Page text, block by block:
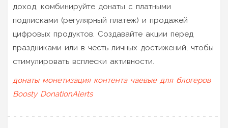
доход, комбинируйте донаты с платными
подписками (регулярный платеж) и продажей
цифровых продуктов. Создавайте акции перед
праздниками или в честь личных достижений, чтобы
стимулировать всплески активности.
донаты монетизация контента чаевые для блогеров
Boosty DonationAlerts